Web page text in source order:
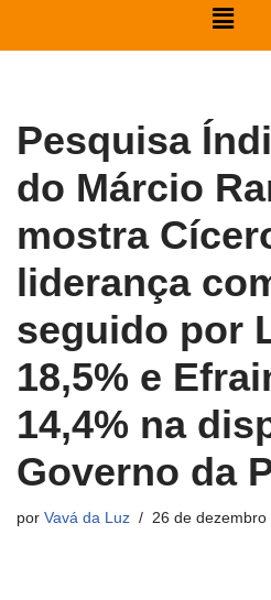
Pesquisa
do Márcio
mostra
liderança
seguido por
18,5% e
14,4% na
Governo da
por Vavá da Luz 26 de dezembro